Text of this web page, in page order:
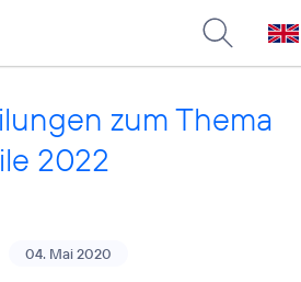
zum Thema
2022
04. Mai 2020